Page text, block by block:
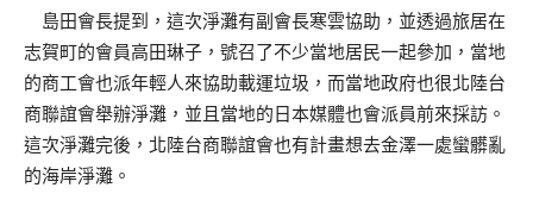
島田會長提到，這次淨灘有副會長寒雲協助，並透過旅居在
志賀町的會員高田琳子，號召了不少當地居民一起參加，當地
的商工會也派年輕人來協助載運垃圾，而當地政府也很北陸台
商聯誼會舉辦淨灘，並且當地的日本媒體也會派員前來採訪。
這次淨灘完後，北陸台商聯誼會也有計畫想去金澤一處蠻髒亂
的海岸淨灘。